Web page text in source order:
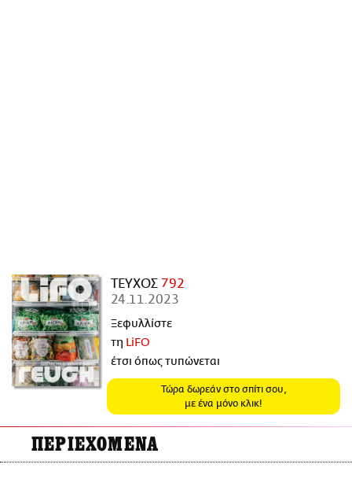
ΤΕΥΧΟΣ 792
24.11.2023
Ξεφυλλίστε
τη LiFO
έτσι όπως τυπώνεται
Τώρα δωρεάν στο σπίτι σου,
με ένα μόνο κλικ!
ΠΕΡΙΕΧΟΜΕΝΑ